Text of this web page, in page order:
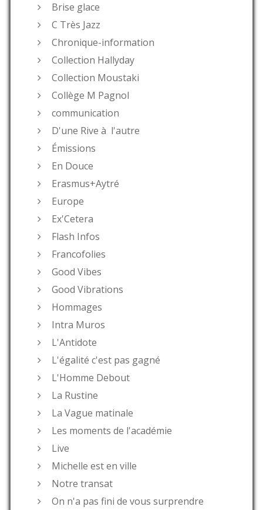
Brise glace
C Très Jazz
Chronique-information
Collection Hallyday
Collection Moustaki
Collège M Pagnol
communication
D'une Rive à l'autre
Émissions
En Douce
Erasmus+Aytré
Europe
Ex'Cetera
Flash Infos
Francofolies
Good Vibes
Good Vibrations
Hommages
Intra Muros
L'Antidote
L'égalité c'est pas gagné
L'Homme Debout
La Rustine
La Vague matinale
Les moments de l'académie
Live
Michelle est en ville
Notre transat
On n'a pas fini de vous surprendre